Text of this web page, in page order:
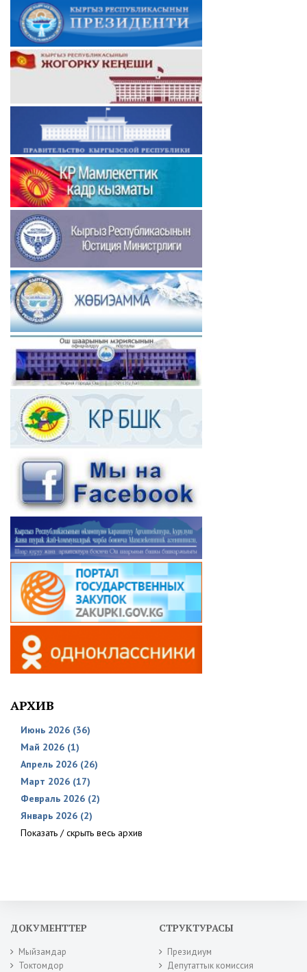
АРХИВ
Июнь 2026 (36)
Май 2026 (1)
Апрель 2026 (26)
Март 2026 (17)
Февраль 2026 (2)
Январь 2026 (2)
Показать / скрыть весь архив
ДОКУМЕНТТЕР
Мыйзамдар
Токтомдор
СТРУКТУРАСЫ
Президиум
Депутаттык комиссия